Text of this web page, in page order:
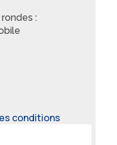
:
conditions